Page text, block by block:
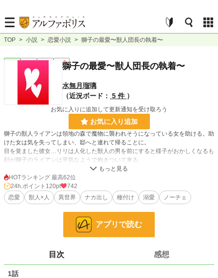
TOP > 小説 > 恋愛小説 > 獅子の最愛〜獣人団長の執着〜
完結 短編 R18獅子の最愛〜獣人団長の執着〜
水無月瑠璃
（近況ボード： 5 件 ）
お気に入りに追加して更新通知を受け取ろう
お気に入り追加
獅子の獣人ライアンは領地の森で魔物に襲われそうになっている女を助ける。助
けた女は気を失ってしまい、邸へと連れて帰ることに。
目を覚ました彼女…リリは人化した獣人の男を前にすると様子がおかしくなるも
顔が獅子のライアンは平気なようで抱きついて来る。
女嫌いなライアンだが何故かリリには抱きつかれても平気。
素性を明かさないリリを保護することにしたライアン。
謎の多いリリと初めての感情に戸惑うライアン、2人の行く末は…
ヒーローはずっとライオンの姿で人化はしません。
9,742 位 / 228,787 件
4,309 位 / 66,373 件
HOTランキング 最高62位
24h.ポイント 120pt
742
恋愛
獣人×人 異世界 ナカ出し 種付け 溺愛 ノーチェ
アプリで読む
目次 感想
1話